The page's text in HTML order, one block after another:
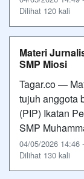
Dilihat 120 kali
Materi
SMP Miosi
Tagar.co —
tujuh anggota
(PIP) Ikatan
SMP
04/05/2026 14:46
Dilihat 130 kali